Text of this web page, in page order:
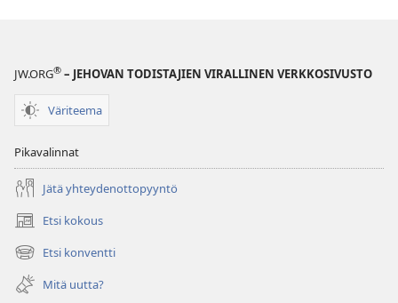
JW.ORG® – JEHOVAN TODISTAJIEN VIRALLINEN VERKKOSIVUSTO
Väriteema
Pikavalinnat
Jätä yhteydenottopyyntö
Etsi kokous
(avaa
uuden
ikkunan)
Etsi konventti
(avaa
uuden
ikkunan)
Mitä uutta?